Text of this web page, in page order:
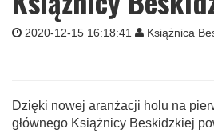
2020-12-15 16:18:41 Książnica
Dzięki nowej aranżacji holu na
głównego Książnicy Beskidzkiej